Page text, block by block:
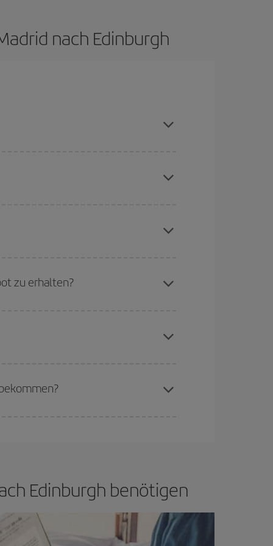
nach Edinburgh
günstiger sind die Preise.
sondern auch für nahegelegene
Flugoptionen an, die wir jeden Tag
zu erhalten?
um
Edinburgh benötigen